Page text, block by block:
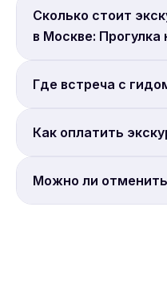
Продолжительность: 1
Сколько стоит
в Москве: Прогулка
Цена от 9 990 руб. с
Где встреча с
Место встречи:
Как оплатить
Онлайн-депозит.
Можно ли